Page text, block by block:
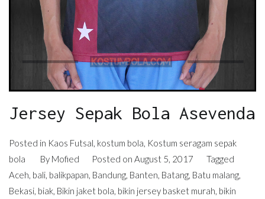
Jersey Sepak Bola Asevenda
Posted in Kaos Futsal, kostum bola, Kostum seragam sepak
bola
By Mofied Posted onAugust 5, 2017
Tagged
Aceh, bali, balikpapan, Bandung, Banten, Batang, Batu malang,
Bekasi, biak, Bikin jaket bola, bikin jersey basket murah, bikin